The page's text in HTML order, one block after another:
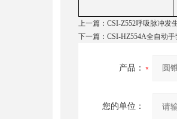
上一篇： CSI-Z552呼吸脉冲发
下一篇： CSI-HZ554A全自动
产品：
您的单位：